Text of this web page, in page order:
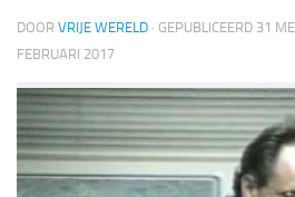
DOOR VRIJE WERELD · GEPUBLICEERD 31
FEBRUARI 2017